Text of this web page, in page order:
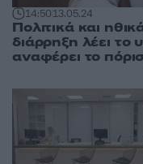
14:5013.05.24
Πολιτικά και
διάρρηξη λέει το
αναφέρει το